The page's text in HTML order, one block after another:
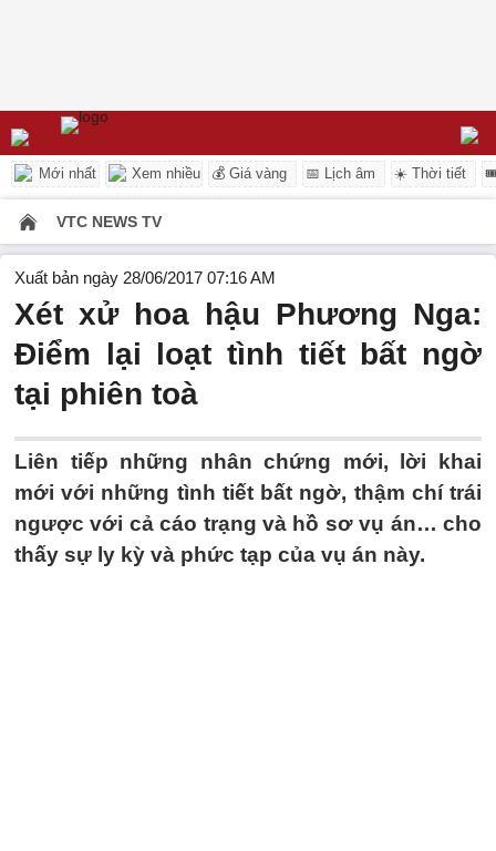
Mới nhất Xem nhiều 💰 Giá vàng 📅 Lịch âm ☀️ Thời tiết
VTC NEWS TV
Xuất bản ngày 28/06/2017 07:16 AM
Xét xử hoa hậu Phương Nga:
Điểm lại loạt tình tiết bất ngờ
tại phiên toà
Liên tiếp những nhân chứng mới, lời khai
mới với những tình tiết bất ngờ, thậm chí trái
ngược với cả cáo trạng và hồ sơ vụ án… cho
thấy sự ly kỳ và phức tạp của vụ án này.